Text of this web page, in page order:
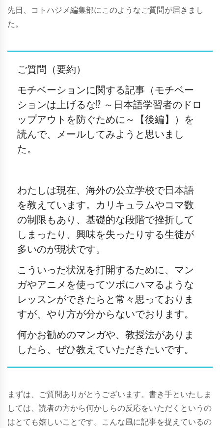
先日、コトハジメ編集部にこのようなご質問が届きまし
た。
ご質問（要約）
モチベーションに関する記事（モチベー
ションは上げるな⁉ ～日本語学習者のドロ
ップアウトを防ぐために～【後編】
）を
読んで、メールしてみようと思いまし
た。
わたしは現在、海外の公立学校で日本語
を教えています。カリキュラムやコマ数
の制限もあり、基礎的な段階で挫折して
しまったり、興味を失ったりする生徒が
多いのが現状です。
こういった状況を打開するために、マン
ガやアニメを使ってツボにハマるような
レッスンができたらと常々思っておりま
すが、やり方が分からないでおります。
何かお勧めのマンガや、教授法がありま
したら、ぜひ教えていただきたいです。
まずは、ご質問ありがとうございます。書き手といたしま
しては、読者の方から何かしらの反応をいただくというの
はとても嬉しいことです。こんな風に記事を捉えているの